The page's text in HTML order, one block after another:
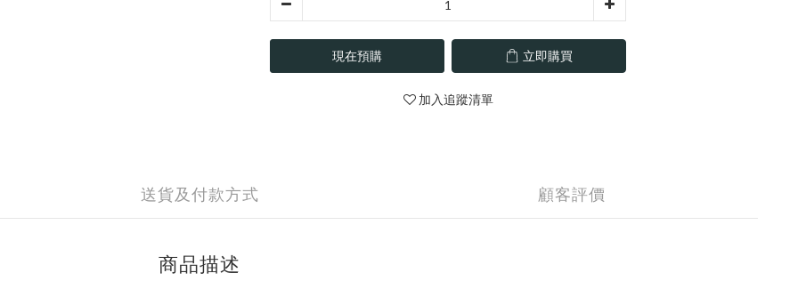
現在預購 立即購買
加入追蹤清單
送貨及付款方式 顧客評價
商品描述